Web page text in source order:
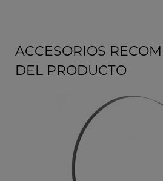
ACCESORIOS
DEL PRODUCTO